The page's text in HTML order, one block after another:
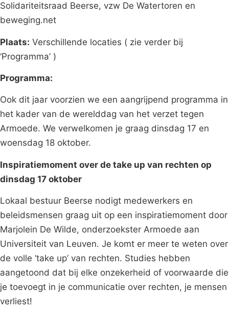
Solidariteitsraad Beerse, vzw De Watertoren en
beweging.net
Plaats: Verschillende locaties ( zie verder bij
‘Programma’ )
Programma:
Ook dit jaar voorzien we een aangrijpend programma in
het kader van de werelddag van het verzet tegen
Armoede. We verwelkomen je graag dinsdag 17 en
woensdag 18 oktober.
Inspiratiemoment over de take up van rechten op
dinsdag 17 oktober
Lokaal bestuur Beerse nodigt medewerkers en
beleidsmensen graag uit op een inspiratiemoment door
Marjolein De Wilde, onderzoekster Armoede aan
Universiteit van Leuven. Je komt er meer te weten over
de volle ‘take up’ van rechten. Studies hebben
aangetoond dat bij elke onzekerheid of voorwaarde die
je toevoegt in je communicatie over rechten, je mensen
verliest!